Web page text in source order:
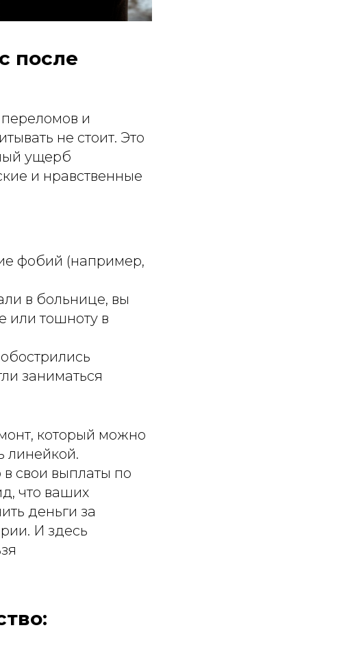
после
и
не стоит. Это
ущерб
и нравственные
фобий (например,
в больнице, вы
или тошноту в
заниматься
который можно
линейкой.
свои выплаты по
что ваших
деньги за
И здесь